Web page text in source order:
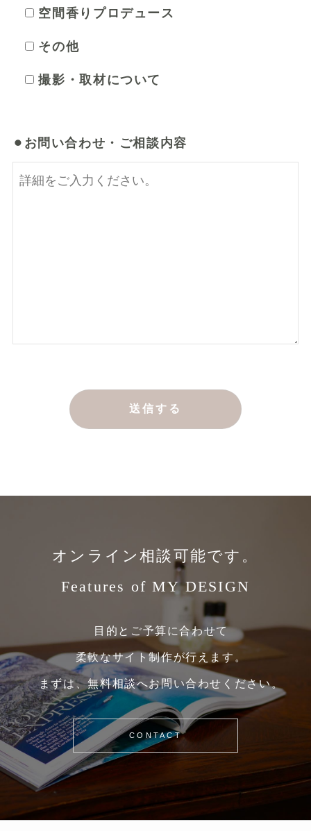
空間香りプロデュース
その他
撮影・取材について
⚫︎お問い合わせ・ご相談内容
オンライン相談可能です。
Features of MY DESIGN
目的とご予算に合わせて
柔軟なサイト制作が行えます。
まずは、無料相談へお問い合わせください。
CONTACT